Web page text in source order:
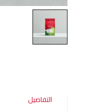
التفاصيل